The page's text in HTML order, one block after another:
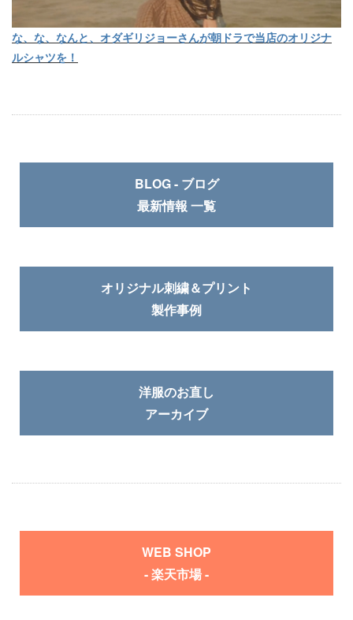
な、な、なんと、オダギリジョーさんが朝ドラで当店のオリジナ
ルシャツを！
BLOG - ブログ
最新情報 一覧
オリジナル刺繍＆プリント
製作事例
洋服のお直し
アーカイブ
WEB SHOP
- 楽天市場 -